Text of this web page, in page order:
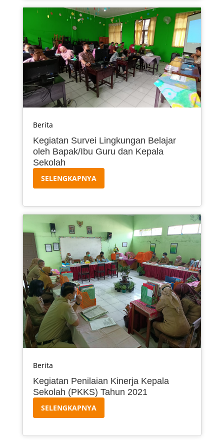
Berita
Kegiatan Survei Lingkungan Belajar
oleh Bapak/Ibu Guru dan Kepala
Sekolah
SELENGKAPNYA
Berita
Kegiatan Penilaian Kinerja Kepala
Sekolah (PKKS) Tahun 2021
SELENGKAPNYA